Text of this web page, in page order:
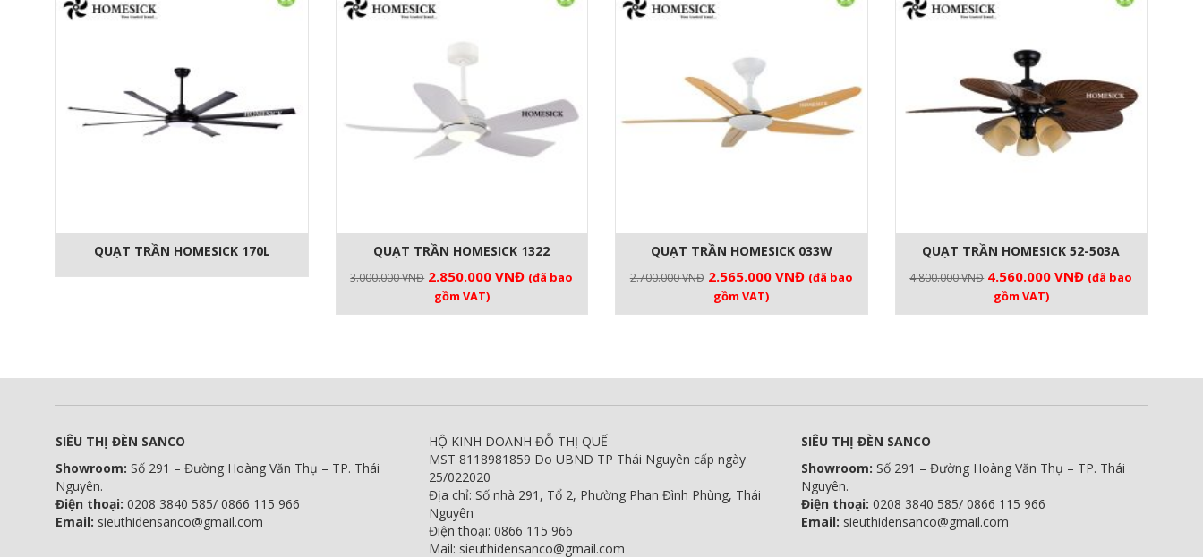
QUẠT TRẦN HOMESICK 170L QUẠT TRẦN HOMESICK 1322
3.000.000VNĐ Giá
gốc
là:
2.850.000VNĐGiá
tại
(đã bao
gồm VAT)
QUẠT TRẦN HOMESICK 033W
2.700.000VNĐ Giá
gốc
là:
2.565.000 VNĐGiá
tại
(đã bao
gồm VAT)
QUẠT TRẦN HOMESICK 52-503A
4.800.000VNĐ Giá
gốc
là:
4.560.000VNĐGiá
tại
(đã bao
gồm VAT)
SIÊU THỊ ĐÈN SANCO
Showroom: Số 291 – Đường Hoàng Văn Thụ – TP. Thái
Nguyên.
Điện thoại: 0208 3840 585/ 0866 115 966
Email: sieuthidensanco@gmail.com
HỘ KINH DOANH ĐỖ THỊ QUẾ
MST 8118981859 Do UBND TP Thái Nguyên cấp ngày
25/022020
Địa chỉ: Số nhà 291, Tổ 2, Phường Phan Đình Phùng, Thái
Nguyên
Điện thoại: 0866 115 966
Mail: sieuthidensanco@gmail.com
SIÊU THỊ ĐÈN SANCO
Showroom:Số 291 – Đường Hoàng Văn Thụ – TP. Thái
Nguyên.
Điện thoại: 0208 3840 585/ 0866 115 966
Email: sieuthidensanco@gmail.com